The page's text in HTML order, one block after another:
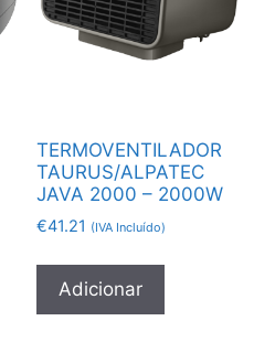
TERMOVENTILADOR
TAURUS/ALPATEC
JAVA 2000 – 2000W
€41.21 (IVA Incluído)
Adicionar